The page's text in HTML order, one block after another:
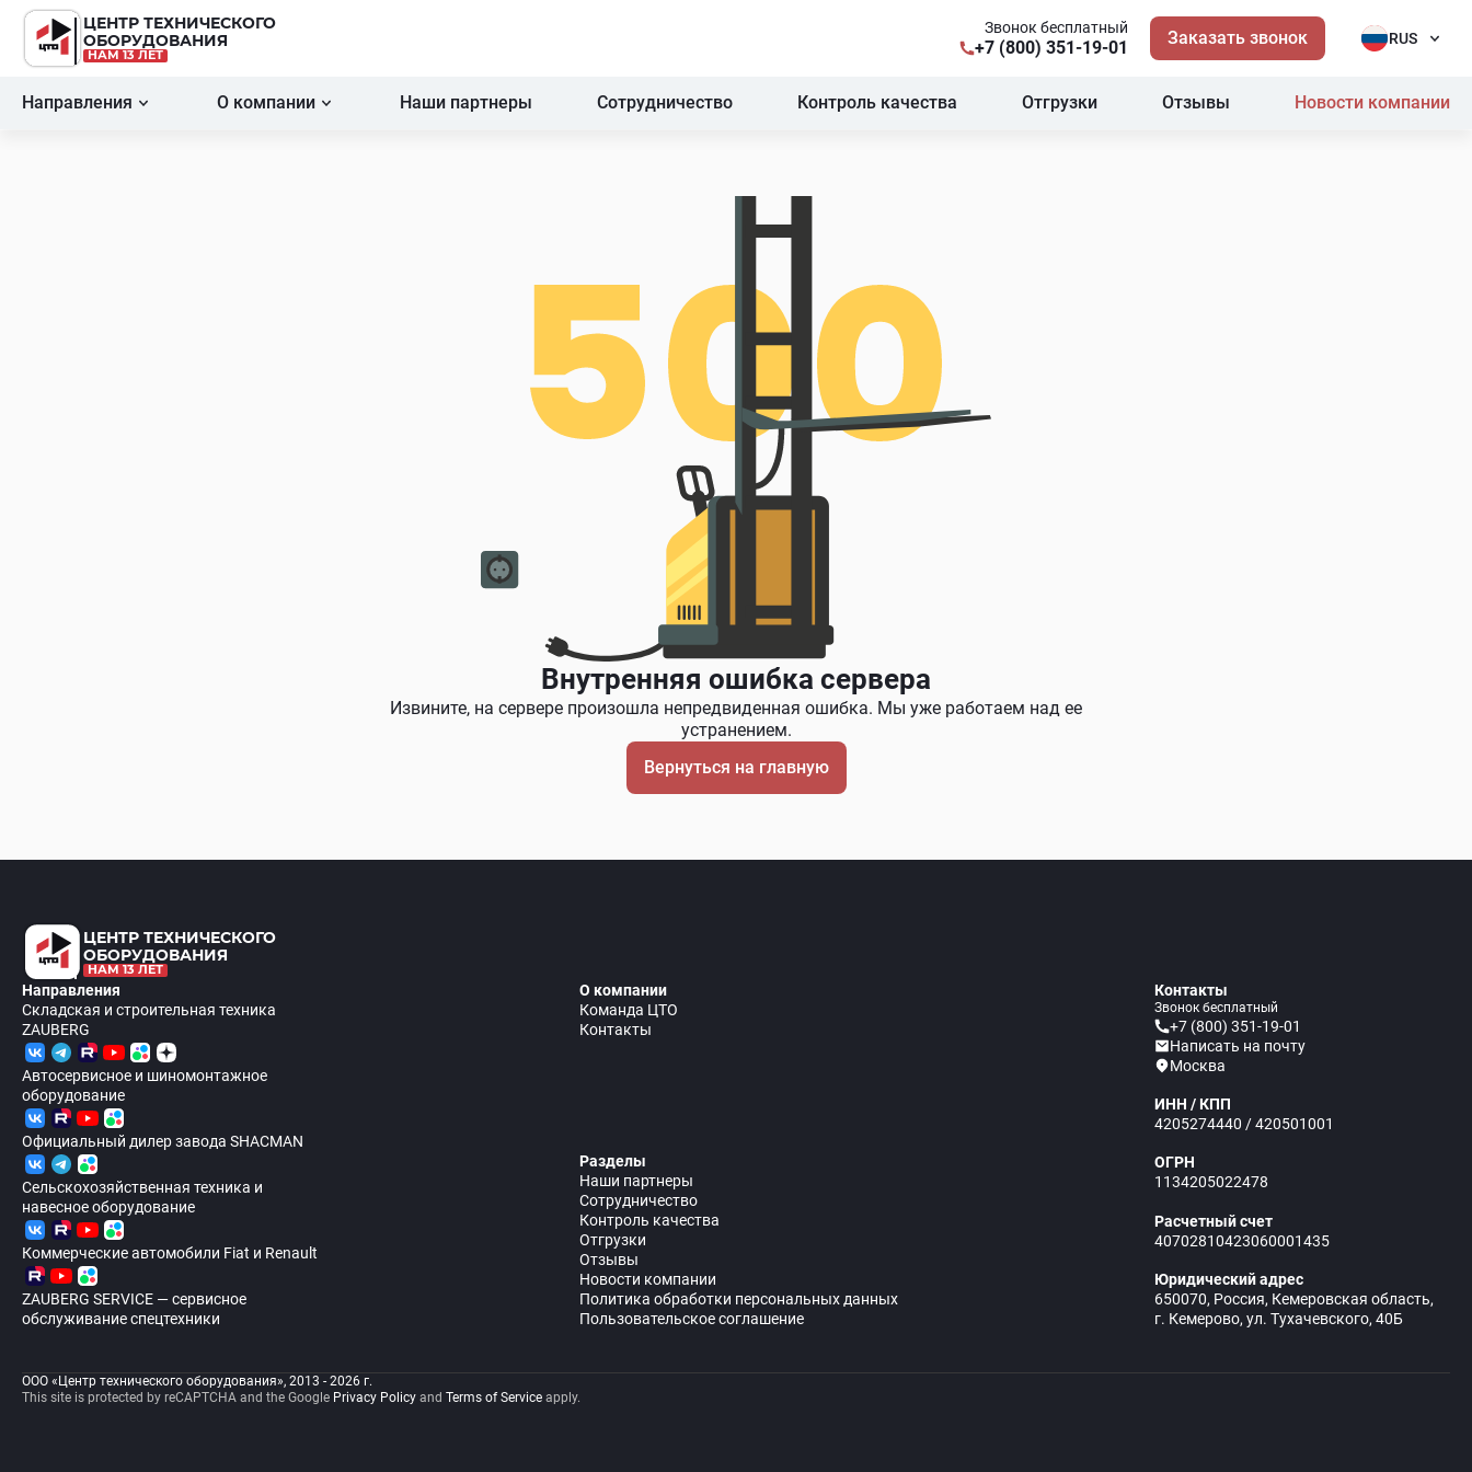
ЦЕНТР ТЕХНИЧЕСКОГО
ОБОРУДОВАНИЯ
НАМ 13 ЛЕТ
Звонок бесплатный
+7 (800) 351-19-01 Заказать звонок RUS
Направления О компании Наши партнеры Сотрудничество Контроль качества Отгрузки Отзывы Новости компании
Внутренняя ошибка сервера
Извините, на сервере произошла непредвиденная ошибка. Мы уже работаем над ее
устранением.
Вернуться на главную
ЦЕНТР ТЕХНИЧЕСКОГО
ОБОРУДОВАНИЯ
НАМ 13 ЛЕТ
Направления
Складская и строительная техника
ZAUBERG
Автосервисное и шиномонтажное
оборудование
Официальный дилер завода SHACMAN
Сельскохозяйственная техника и
навесное оборудование
Коммерческие автомобили Fiat и Renault
ZAUBERG SERVICE — сервисное
обслуживание спецтехники
О компании
Команда ЦТО
Контакты
Разделы
Наши партнеры
Сотрудничество
Контроль качества
Отгрузки
Отзывы
Новости компании
Политика обработки персональных данных
Пользовательское соглашение
Контакты
Звонок бесплатный
+7 (800) 351-19-01
Написать на почту
Москва
ИНН / КПП
4205274440 / 420501001
ОГРН
1134205022478
Расчетный счет
40702810423060001435
Юридический адрес
650070, Россия, Кемеровская область,
г. Кемерово, ул. Тухачевского, 40Б
ООО «Центр технического оборудования», 2013 - 2026 г.
This site is protected by reCAPTCHA and the Google Privacy Policy and Terms of Service apply.